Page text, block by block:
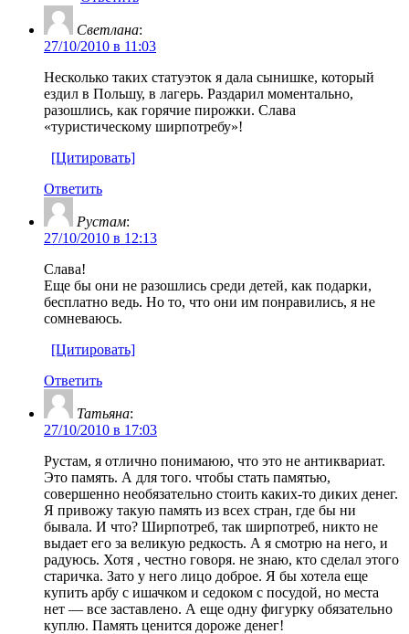
Светлана:
27/10/2010 в 11:03
Несколько таких статуэток я дала сынишке, который
ездил в Польшу, в лагерь. Раздарил моментально,
разошлись, как горячие пирожки. Слава
«туристическому ширпотребу»!
[Цитировать]
Ответить
Рустам:
27/10/2010 в 12:13
Слава!
Еще бы они не разошлись среди детей, как подарки,
бесплатно ведь. Но то, что они им понравились, я не
сомневаюсь.
[Цитировать]
Ответить
Татьяна:
27/10/2010 в 17:03
Рустам, я отлично понимаюю, что это не антиквариат.
Это память. А для того. чтобы стать памятью,
совершенно необязательно стоить каких-то диких денег.
Я привожу такую память из всех стран, где бы ни
бывала. И что? Ширпотреб, так ширпотреб, никто не
выдает его за великую редкость. А я смотрю на него, и
радуюсь. Хотя , честно говоря. не знаю, кто сделал этого
старичка. Зато у него лицо доброе. Я бы хотела еще
купить арбу с ишачком и седоком с посудой, но места
нет — все заставлено. А еще одну фигурку обязательно
куплю. Память ценится дороже денег!